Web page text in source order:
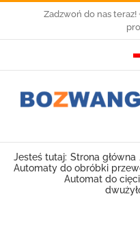
Zadzwoń do nas teraz!
Jesteś tutaj: Strona główna
Automaty do obróbki
Automat do